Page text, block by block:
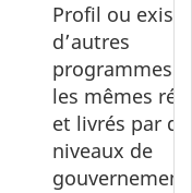
Profil ou
d’autres
programmes
les mêmes
et livrés par
niveaux de
gouvernement